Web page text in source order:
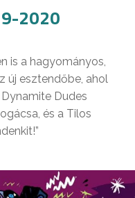
2020
is a hagyományos,
új esztendőbe, ahol
Dudes
és a Tilos